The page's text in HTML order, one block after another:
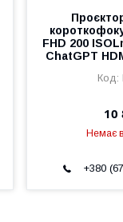
FHD 200
ChatGPT
10
Немає
+380